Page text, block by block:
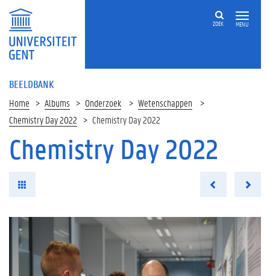
MENU
ZOEK
BEELDBANK
Home Albums Onderzoek
Wetenschappen
Chemistry Day 2022
Chemistry Day 2022
Chemistry Day 2022